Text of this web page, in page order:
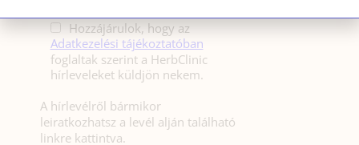
Hozzájárulok, hogy az
Adatkezelési tájékoztatóban
foglaltak szerint a HerbClinic
hírleveleket küldjön nekem.
A hírlevélről bármikor
leiratkozhatsz a levél alján található
linkre kattintva.